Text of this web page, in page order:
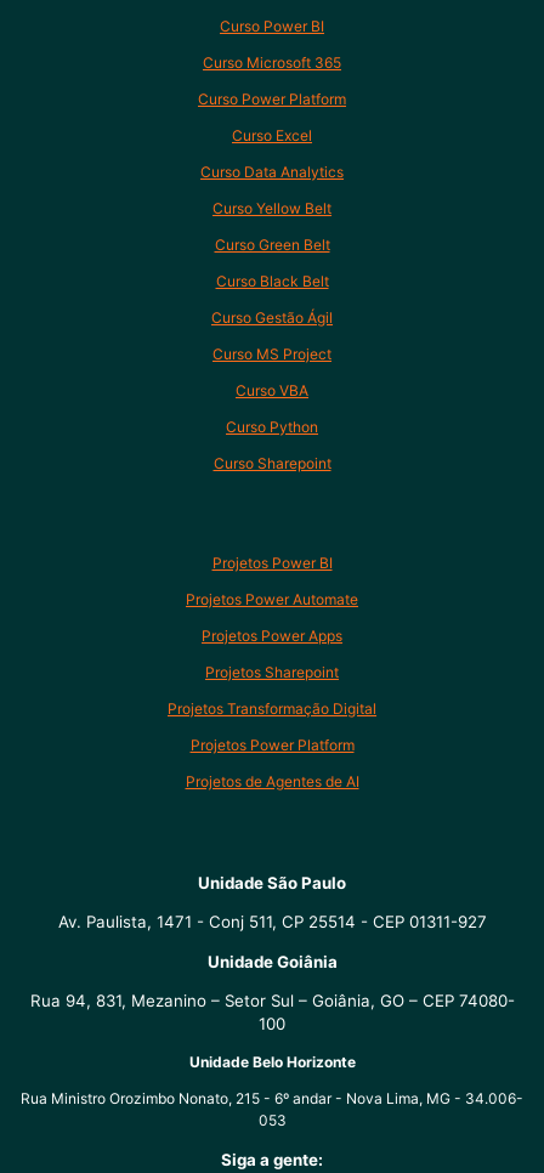
Curso Power BI
Curso Microsoft 365
Curso Power Platform
Curso Excel
Curso Data Analytics
Curso Yellow Belt
Curso Green Belt
Curso Black Belt
Curso Gestão Ágil
Curso MS Project
Curso VBA
Curso Python
Curso Sharepoint
Projetos Power BI
Projetos Power Automate
Projetos Power Apps
Projetos Sharepoint
Projetos Transformação Digital
Projetos Power Platform
Projetos de Agentes de AI
Unidade São Paulo
Av. Paulista, 1471 - Conj 511, CP 25514 - CEP 01311-927
Unidade Goiânia
Rua 94, 831, Mezanino – Setor Sul – Goiânia, GO – CEP 74080-
100
Unidade Belo Horizonte
Rua Ministro Orozimbo Nonato, 215 - 6º andar - Nova Lima, MG - 34.006-
053
Siga a gente: